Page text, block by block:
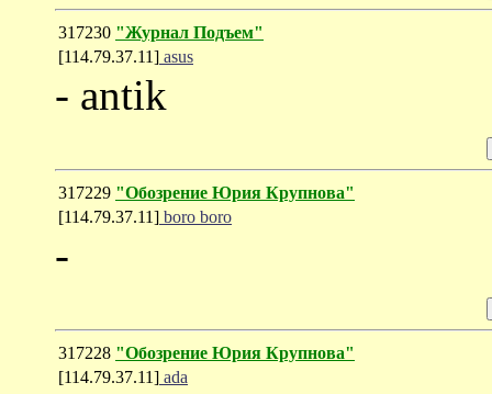
317230 "Журнал Подъем"
[114.79.37.11] asus
- antik
317229 "Обозрение Юрия Крупнова"
[114.79.37.11] boro boro
-
317228 "Обозрение Юрия Крупнова"
[114.79.37.11] ada